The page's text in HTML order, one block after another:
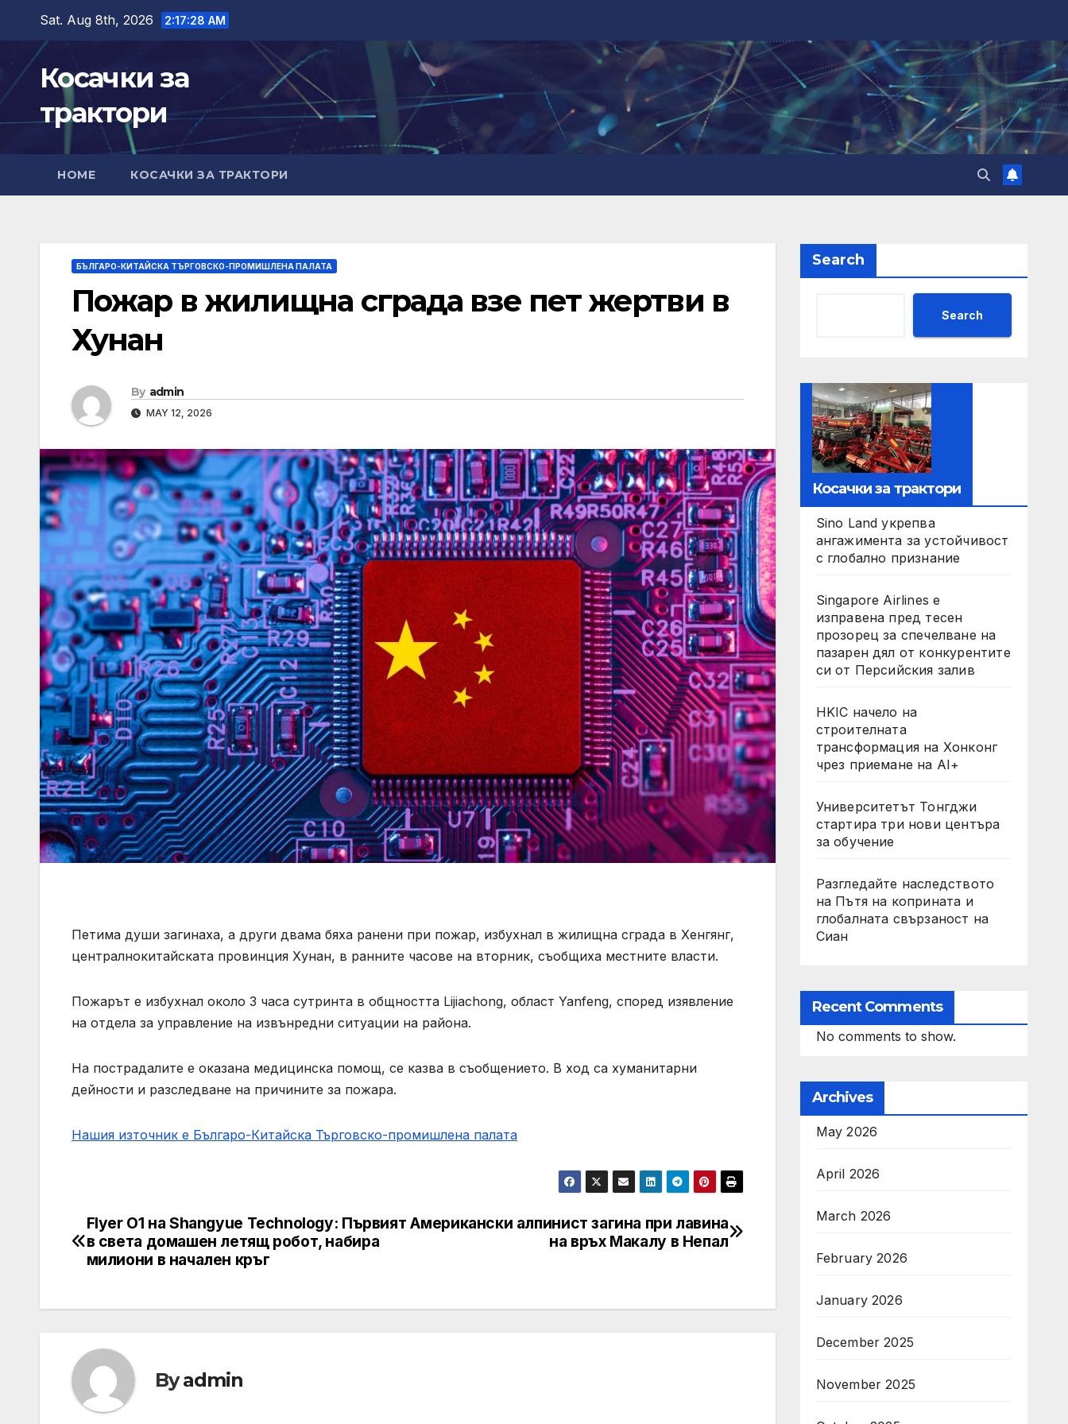
content
Sat. Aug 8th, 2026 2:17:30 AM
Косачки за
трактори
HOME КОСАЧКИ ЗА ТРАКТОРИ
БЪЛГАРО-КИТАЙСКА ТЪРГОВСКО-ПРОМИШЛЕНА ПАЛАТА
Пожар в жилищна сграда взе пет жертви в
Хунан
By admin
MAY 12, 2026
Петима души загинаха, а други двама бяха ранени при пожар, избухнал в жилищна сграда в Хенгянг,
централнокитайската провинция Хунан, в ранните часове на вторник, съобщиха местните власти.
Пожарът е избухнал около 3 часа сутринта в общността Lijiachong, област Yanfeng, според изявление
на отдела за управление на извънредни ситуации на района.
На пострадалите е оказана медицинска помощ, се казва в съобщението. В ход са хуманитарни
дейности и разследване на причините за пожара.
Нашия източник е Българо-Китайска Търговско-промишлена палaта
Post
navigation
Американски алпинист загина при лавина
на връх Макалу в Непал
Flyer O1 на Shangyue Technology: Първият
в света домашен летящ робот, набира
милиони в начален кръг
Byadmin
Search
Search
Косачки за трактори
Sino Land укрепва
ангажимента за устойчивост
с глобално признание
Singapore Airlines е
изправена пред тесен
прозорец за спечелване на
пазарен дял от конкурентите
си от Персийския залив
HKIC начело на
строителната
трансформация на Хонконг
чрез приемане на AI+
Университетът Тонгджи
стартира три нови центъра
за обучение
Разгледайте наследството
на Пътя на коприната и
глобалната свързаност на
Сиан
Recent Comments
No comments to show.
Archives
May 2026
April 2026
March 2026
February 2026
January 2026
December 2025
November 2025